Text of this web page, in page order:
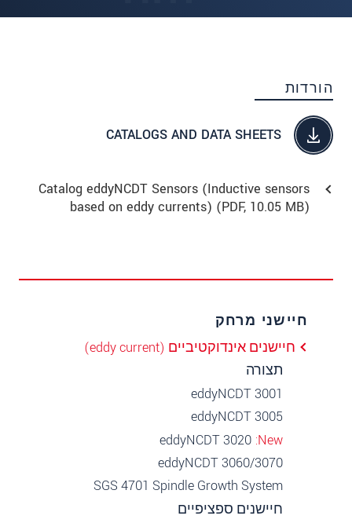
הורדות
CATALOGS AND DATA SHEETS
Catalog eddyNCDT Sensors (Inductive sensors
based on eddy currents) (PDF, 10.05 MB)
חיישני מרחק
חיישנים אינדוקטיביים (eddy current)
תצורה
eddyNCDT 3001
eddyNCDT 3005
New
eddyNCDT 3020
eddyNCDT 3060/3070
SGS 4701 Spindle Growth System
חיישנים ספציפיים